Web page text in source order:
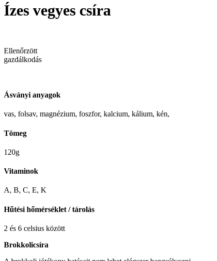
Ízes vegyes csíra
Ellenőrzött
gazdálkodás
Ásványi anyagok
vas, folsav, magnézium, foszfor, kalcium, kálium, kén,
Tömeg
120g
Vitaminok
A, B, C, E, K
Hűtési hőmérséklet / tárolás
2 és 6 celsius között
Brokkolicsíra